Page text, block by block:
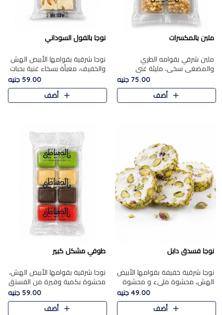
ملبن بالمكسرات
ملبن شرقي بقوامه الطري
والمضغي سخي، مليئة غني
بتشكيلة فاخرة من المكسرات
مشكلة المختارة التي تقدم تضيف
قرمشة مميزة مرضية ونكهة
75.00 جنيه
أضف
نوجا بالفول السوداني
نوجا شرقية بقوامها الأبيض الهش
والخفيف، معبأة بسخاء غنية بحبات
الفول السوداني المحمص التي
يقدم تضيف قرمشة مميزة مرضية
وتوازنًا رائعًا مع حلا..
59.00 جنيه
أضف
نوجا فسدق دابل
نوجا شرقية خفيفة بقوامها الأبيض
الهش، محشوة مليء و محشوة
بـكمية وفيرة من الفستق الفاخر
لتمنحك نكهة مكسرات غنية
وقرمشة مميزة في كل قطعة و
49.00 جنيه
أضف
طوفي مشكل كبير
نوجا شرقية بقوامها الأبيض الهش،
محشوة بكمية وفيرة من الفستق
الفاخر لتمنحك نكهة غنية وقرمشة
مميزة في كل قطعة، لتجربة تجمع
بين الفخامة والمذاق..
59.00 جنيه
أضف